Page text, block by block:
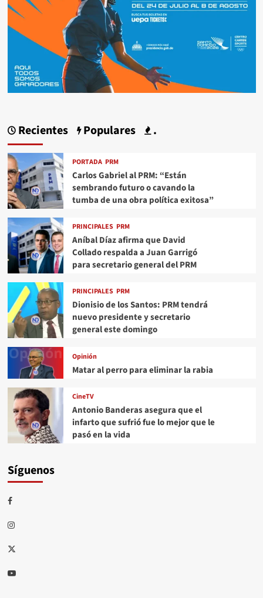
Recientes Populares .
PORTADA PRM
Carlos Gabriel al PRM: “Están
sembrando futuro o cavando la
tumba de una obra política exitosa”
PRINCIPALES PRM
Aníbal Díaz afirma que David
Collado respalda a Juan Garrigó
para secretario general del PRM
PRINCIPALES PRM
Dionisio de los Santos: PRM tendrá
nuevo presidente y secretario
general este domingo
Opinión
Matar al perro para eliminar la rabia
CineTV
Antonio Banderas asegura que el
infarto que sufrió fue lo mejor que le
pasó en la vida
Síguenos